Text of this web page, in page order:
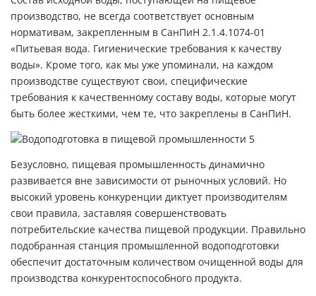
производство, не всегда соответствует основным
нормативам, закрепленным в СанПиН 2.1.4.1074-01
«Питьевая вода. Гигиенические требования к качеству
воды». Кроме того, как мы уже упоминали, на каждом
производстве существуют свои, специфические
требования к качественному составу воды, которые могут
быть более жесткими, чем те, что закреплены в СанПиН.
Безусловно, пищевая промышленность динамично
развивается вне зависимости от рыночных условий. Но
высокий уровень конкуренции диктует производителям
свои правила, заставляя совершенствовать
потребительские качества пищевой продукции. Правильно
подобранная станция промышленной водоподготовки
обеспечит достаточным количеством очищенной воды для
производства конкурентоспособного продукта.